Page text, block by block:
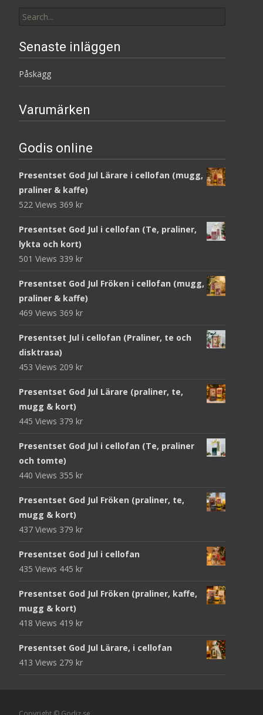
for:
Senaste inläggen
Påskägg
Varumärken
Godis online
Presentset God Jul Lärare i cellofan (mugg,
praliner & kaffe)
522 Views 369 kr
Presentset God Jul i cellofan (Te, praliner,
lykta och kort)
501 Views 339 kr
Presentset God Jul Fröken i cellofan (mugg,
praliner & kaffe)
469 Views 369 kr
Presentset Jul i cellofan (Praliner, te och
disktrasa)
453 Views 209 kr
Presentset God Jul Lärare (praliner, te,
mugg & kort)
445 Views 379 kr
Presentset God Jul i cellofan (Te, praliner
och tomte)
440 Views 355 kr
Presentset God Jul Fröken (praliner, te,
mugg & kort)
437 Views 379 kr
Presentset God Jul i cellofan
435 Views 445 kr
Presentset God Jul Fröken (praliner, kaffe,
mugg & kort)
418 Views 419 kr
Presentset God Jul Lärare, i cellofan
413 Views 279 kr